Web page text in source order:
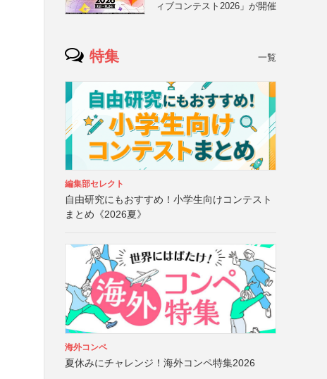
ィブコンテスト2026」が開催
特集 一覧
編集部セレクト
自由研究にもおすすめ！小学生向けコンテスト
まとめ《2026夏》
海外コンペ
夏休みにチャレンジ！海外コンペ特集2026